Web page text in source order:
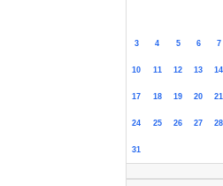
3 4 5 6 7
10 11 12 13 14
17 18 19 20 21
24 25 26 27 28
31